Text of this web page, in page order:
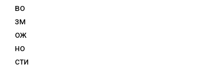
во
зм
ож
но
сти